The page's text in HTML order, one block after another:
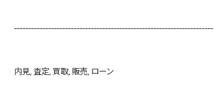
----------------------------------------------------------------------
内見 査定 買取 販売 ローン